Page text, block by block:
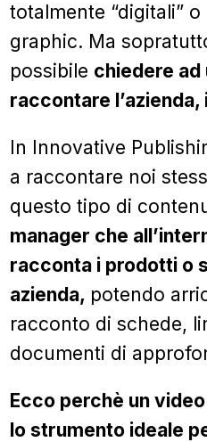
totalmente “digitali”
graphic. Ma
possibile chiedere ad
raccontare
In Innovative
a raccontare noi
questo tipo di
manager che
racconta i prodotti o
azienda, potendo
racconto di schede,
documenti di
Ecco perchè un
lo strumento ideale